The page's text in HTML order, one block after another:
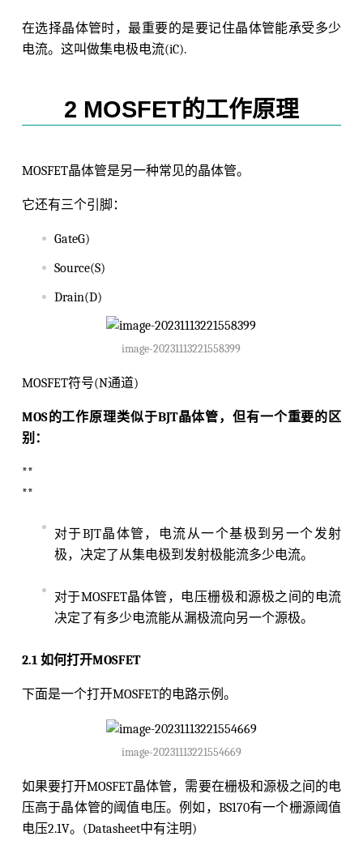
在选择晶体管时，最重要的是要记住晶体管能承受多少
电流。这叫做集电极电流(iC).
2 MOSFET的工作原理
MOSFET晶体管是另一种常见的晶体管。
它还有三个引脚：
GateG)
Source(S)
Drain(D)
image-20231113221558399
MOSFET符号(N通道)
MOS的工作原理类似于BJT晶体管，但有一个重要的区
别：
**
**
对于BJT晶体管，电流从一个基极到另一个发射
极，决定了从集电极到发射极能流多少电流。
对于MOSFET晶体管，电压栅极和源极之间的电流
决定了有多少电流能从漏极流向另一个源极。
2.1 如何打开MOSFET
下面是一个打开MOSFET的电路示例。
image-20231113221554669
如果要打开MOSFET晶体管，需要在栅极和源极之间的电
压高于晶体管的阈值电压。例如，BS170有一个栅源阈值
电压2.1V。(Datasheet中有注明)